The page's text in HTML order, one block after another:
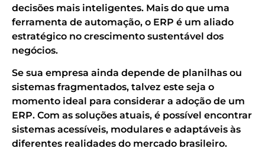
decisões mais inteligentes. Mais do que uma
ferramenta de automação, o ERP é um aliado
estratégico no crescimento sustentável dos
negócios.
Se sua empresa ainda depende de planilhas ou
sistemas fragmentados, talvez este seja o
momento ideal para considerar a adoção de um
ERP. Com as soluções atuais, é possível encontrar
sistemas acessíveis, modulares e adaptáveis às
diferentes realidades do mercado brasileiro.